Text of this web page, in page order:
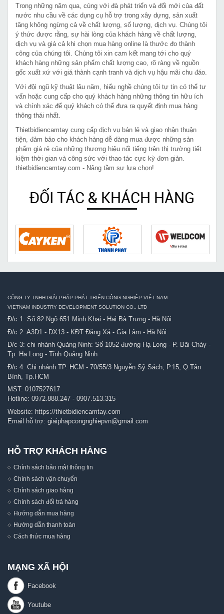
Trong những năm qua, cùng với đà phát triển và đổi mới của đất
nước nhu cầu về các dụng cụ hỗ trợ trong xây dựng, sản xuất
tăng không ngừng cả về chất lượng, số lượng, dịch vụ. Chúng tôi
ý thức được rằng, sự hài lòng của khách hàng về chất lượng,
dịch vụ và giá cả khi chọn mua hàng online là thước đo thành
công của chúng tôi. Chúng tôi xin cam kết mang tới cho quý
khách hàng những sản phẩm chất lượng cao, rõ ràng về nguồn
gốc xuất xứ với giá thành cạnh tranh và dịch vụ hậu mãi chu đáo.
Với đội ngũ kỹ thuật lâu năm, hiểu nghề chúng tôi tự tin có thể tư
vấn hoặc cung cấp cho quý khách hàng những thông tin hữu ích
và chính xác để quý khách có thể đưa ra quyết định mua hàng
thông thái nhất.
Thietbidiencamtay cung cấp dịch vụ bán lẻ và giao nhận thuận
tiện, đảm bảo cho khách hàng dễ dàng mua được những sản
phẩm giá rẻ của những thương hiệu nổi tiếng trên thị trường tiết
kiệm thời gian và công sức với thao tác cực kỳ đơn giản.
thietbidiencamtay.com - Nâng tầm sự lựa chọn!
ĐỐI TÁC & KHÁCH HÀNG
CÔNG TY TNHH GIẢI PHÁP PHÁT TRIỂN CÔNG NGHIỆP VIỆT NAM
VIETNAM INDUSTRY DEVELOPMENT SOLUTION CO., LTD
Đ/c 1: Số 82 Ngõ 651 Minh Khai - Hai Bà Trưng - Hà Nội.
Đ/c 2: A3D1 - DX13 - KĐT Đặng Xá - Gia Lâm - Hà Nội
Đ/c 3: chi nhánh Quảng Ninh: Số 1052 đường Hạ Long - P. Bãi Cháy -
Tp. Hạ Long - Tỉnh Quảng Ninh
Đ/c 4: Chi nhánh TP. HCM - 70/55/3 Nguyễn Sỹ Sách, P.15, Q.Tân
Bình, Tp.HCM
MST: 0107527617
Hotline: 0972.888.247 - 0907.513.315
Website: https://thietbidiencamtay.com
Email hỗ trợ: giaiphapcongnghiepvn@gmail.com
HỖ TRỢ KHÁCH HÀNG
Chính sách bảo mật thông tin
Chính sách vận chuyển
Chính sách giao hàng
Chính sách đổi trả hàng
Hướng dẫn mua hàng
Hướng dẫn thanh toán
Cách thức mua hàng
MẠNG XÃ HỘI